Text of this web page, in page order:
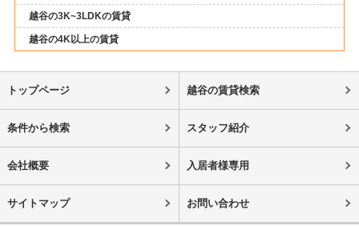
越谷の3K~3LDKの賃貸
越谷の4K以上の賃貸
トップページ 越谷の賃貸検索
条件から検索 スタッフ紹介
会社概要 入居者様専用
サイトマップ お問い合わせ